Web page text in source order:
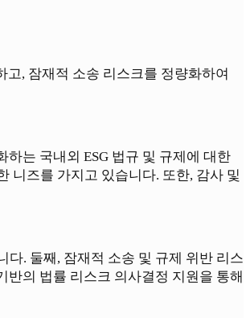
, 잠재적 소송 리스크를 정량화하여
는 국내외 ESG 법규 및 규제에 대한
니즈를 가지고 있습니다. 또한, 감사 및
다. 둘째, 잠재적 소송 및 규제 위반 리스
의 법률 리스크 의사결정 지원을 통해